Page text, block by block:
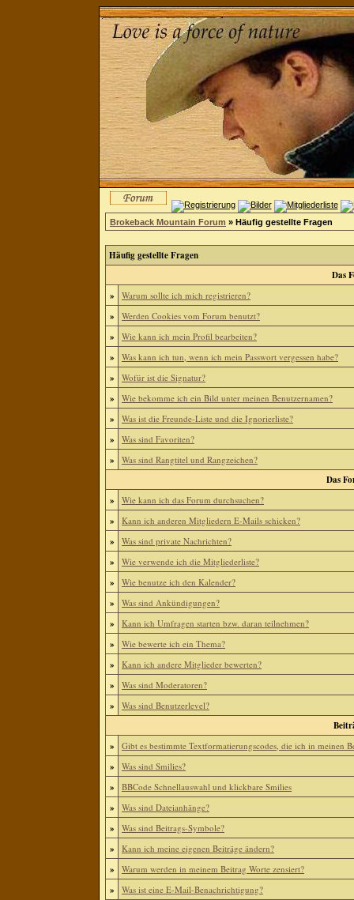
Brokeback Mountain Forum » Häufig gestellte Fragen
Häufig gestellte Fragen
Das
»
Warum sollte ich mich registrieren?
» Werden Cookies vom Forum benutzt?
» Wie kann ich mein Profil bearbeiten?
» Was kann ich tun, wenn ich mein Passwort vergessen habe?
» Wofür ist die Signatur?
» Wie bekomme ich ein Bild unter meinen Benutzernamen?
» Was ist die Freunde-Liste und die Ignorierliste?
» Was sind Favoriten?
» Was sind Rangtitel und Rangzeichen?
Das
»
Wie kann ich das Forum durchsuchen?
» Kann ich anderen Mitgliedern E-Mails schicken?
» Was sind private Nachrichten?
» Wie verwende ich die Mitgliederliste?
» Wie benutze ich den Kalender?
» Was sind Ankündigungen?
» Kann ich Umfragen starten bzw. daran teilnehmen?
» Wie bewerte ich ein Thema?
» Kann ich andere Mitglieder bewerten?
» Was sind Moderatoren?
» Was sind Benutzerlevel?
»
Gibt es bestimmte Textformatierungscodes, die ich in meinen
» Was sind Smilies?
» BBCode Schnellauswahl und klickbare Smilies
» Was sind Dateianhänge?
» Was sind Beitrags-Symbole?
» Kann ich meine eigenen Beiträge ändern?
» Warum werden in meinem Beitrag Worte zensiert?
» Was ist eine E-Mail-Benachrichtigung?